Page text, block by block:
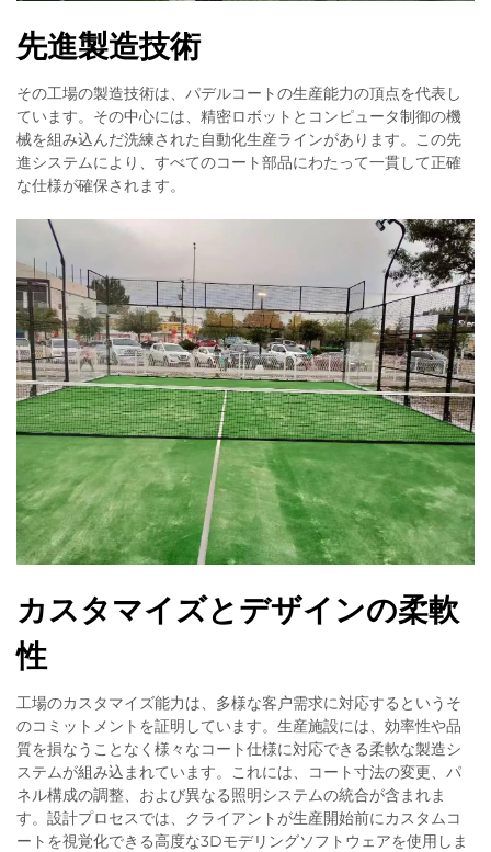
先進製造技術
その工場の製造技術は、パデルコートの生産能力の頂点を代表し
ています。その中心には、精密ロボットとコンピュータ制御の機
械を組み込んだ洗練された自動化生産ラインがあります。この先
進システムにより、すべてのコート部品にわたって一貫して正確
な仕様が確保されます。
カスタマイズとデザインの柔軟
性
工場のカスタマイズ能力は、多様な客户需求に対応するというそ
のコミットメントを証明しています。生産施設には、効率性や品
質を損なうことなく様々なコート仕様に対応できる柔軟な製造シ
ステムが組み込まれています。これには、コート寸法の変更、パ
ネル構成の調整、および異なる照明システムの統合が含まれま
す。設計プロセスでは、クライアントが生産開始前にカスタムコ
ートを視覚化できる高度な3Dモデリングソフトウェアを使用しま